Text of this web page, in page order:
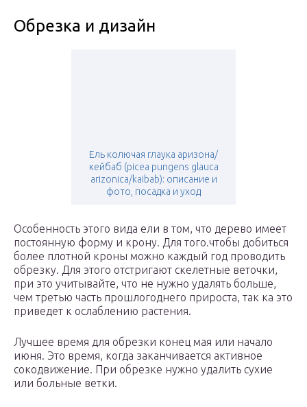
Обрезка и дизайн
Ель колючая глаука аризона/
кейбаб (picea pungens glauca
arizonica/kaibab): описание и
фото, посадка и уход
Особенность этого вида ели в том, что дерево имеет
постоянную форму и крону. Для того.чтобы добиться
более плотной кроны можно каждый год проводить
обрезку. Для этого отстригают скелетные веточки,
при это учитывайте, что не нужно удалять больше,
чем третью часть прошлогоднего прироста, так ка это
приведет к ослаблению растения.
Лучшее время для обрезки конец мая или начало
июня. Это время, когда заканчивается активное
сокодвижение. При обрезке нужно удалить сухие
или больные ветки.